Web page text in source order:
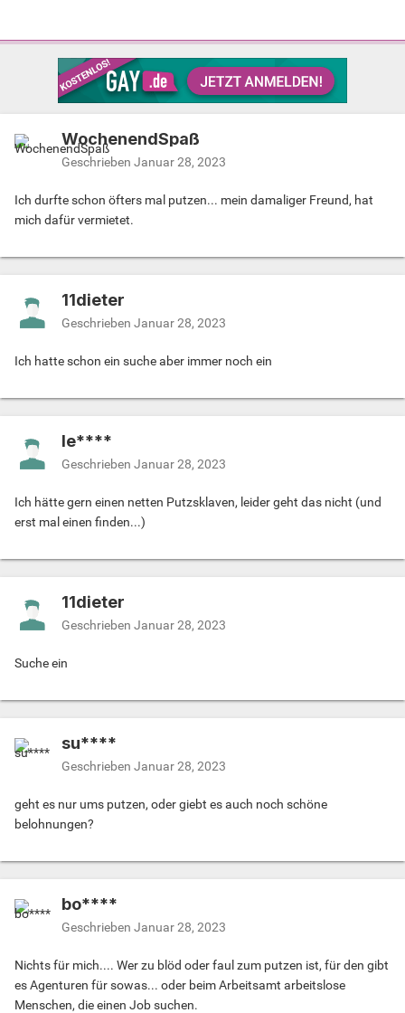
WochenendSpaß
Geschrieben Januar 28, 2023
Ich durfte schon öfters mal putzen... mein damaliger Freund, hat
mich dafür vermietet.
11dieter
Geschrieben Januar 28, 2023
Ich hatte schon ein suche aber immer noch ein
le****
Geschrieben Januar 28, 2023
Ich hätte gern einen netten Putzsklaven, leider geht das nicht (und
erst mal einen finden...)
11dieter
Geschrieben Januar 28, 2023
Suche ein
su****
Geschrieben Januar 28, 2023
geht es nur ums putzen, oder giebt es auch noch schöne
belohnungen?
bo****
Geschrieben Januar 28, 2023
Nichts für mich.... Wer zu blöd oder faul zum putzen ist, für den gibt
es Agenturen für sowas... oder beim Arbeitsamt arbeitslose
Menschen, die einen Job suchen.